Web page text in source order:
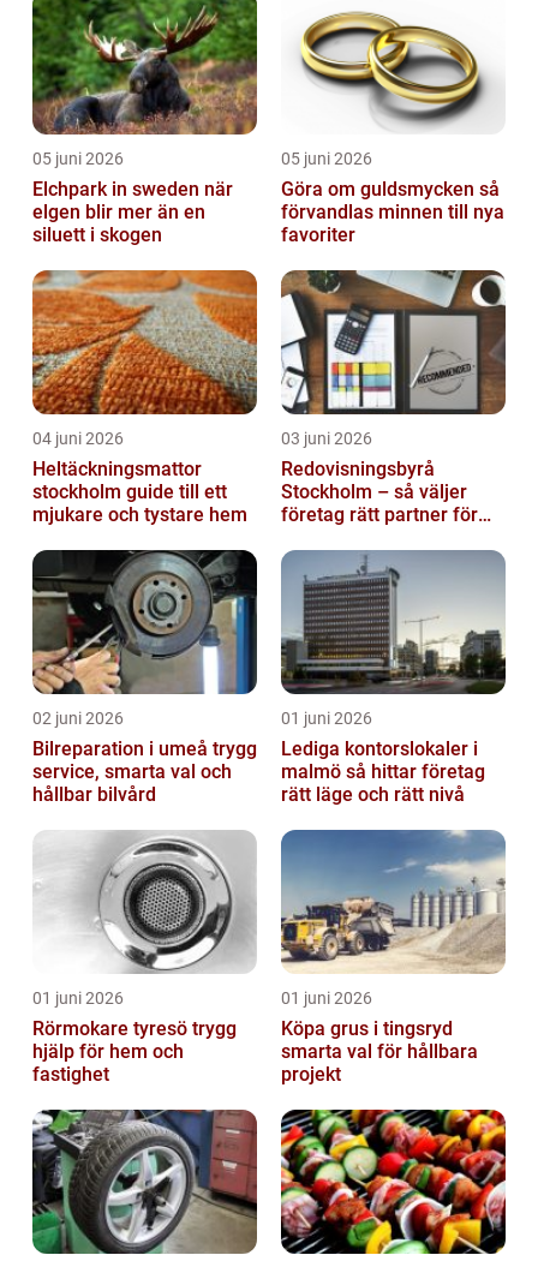
05 juni 2026
Elchpark in sweden när
elgen blir mer än en
siluett i skogen
05 juni 2026
Göra om guldsmycken så
förvandlas minnen till nya
favoriter
04 juni 2026
Heltäckningsmattor
stockholm guide till ett
mjukare och tystare hem
03 juni 2026
Redovisningsbyrå
Stockholm – så väljer
företag rätt partner för
02 juni 2026
Bilreparation i umeå trygg
service, smarta val och
hållbar bilvård
01 juni 2026
Lediga kontorslokaler i
malmö så hittar företag
rätt läge och rätt nivå
01 juni 2026
Rörmokare tyresö trygg
hjälp för hem och
fastighet
01 juni 2026
Köpa grus i tingsryd
smarta val för hållbara
projekt